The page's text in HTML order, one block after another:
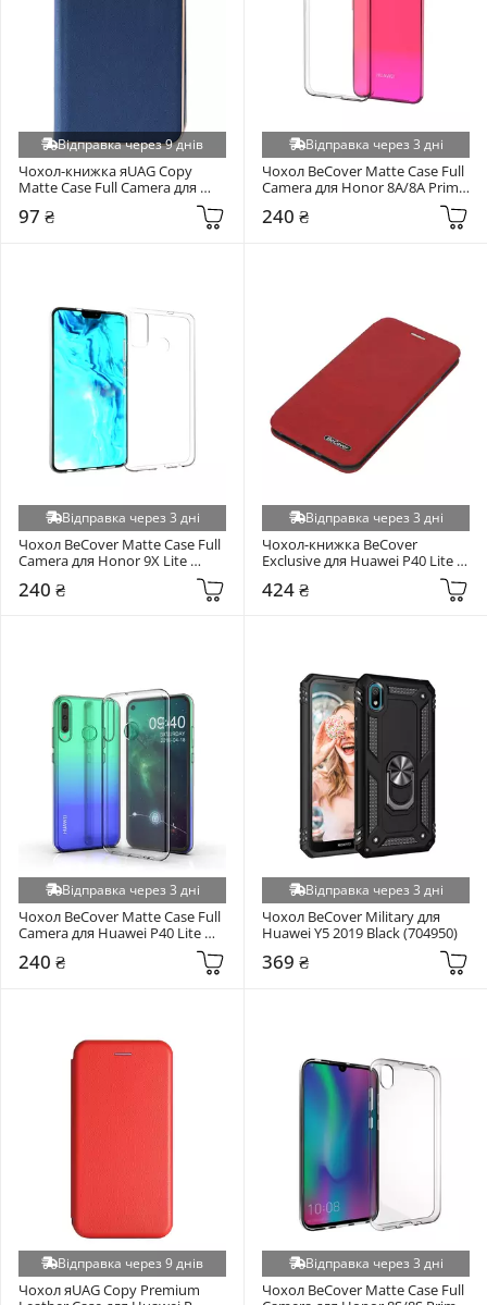
Відправка через 9 днів
Чохол-книжка яUAG Copy
Matte Case Full Camera для
Huawei Y5 2017/Y6 2017 Blue
(RL046075)
97 ₴
Відправка через 3 дні
Чохол BeCover Matte Case Full
Camera для Honor 8A/8A Prime
240 ₴
Відправка через 3 дні
Чохол BeCover Matte Case Full
Camera для Honor 9X Lite
240 ₴
Відправка через 3 дні
Чохол-книжка BeCover
Exclusive для Huawei P40 Lite E
424 ₴
Відправка через 3 дні
Чохол BeCover Matte Case Full
Camera для Huawei P40 Lite
240 ₴
Відправка через 3 дні
Чохол BeCover Military для
Huawei Y5 2019 Black (704950)
369 ₴
Відправка через 9 днів
Чохол яUAG Copy Premium
Відправка через 3 дні
Чохол BeCover Matte Case Full